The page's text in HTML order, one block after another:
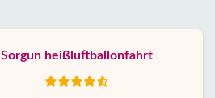
Sorgun heißluftballonfahrt